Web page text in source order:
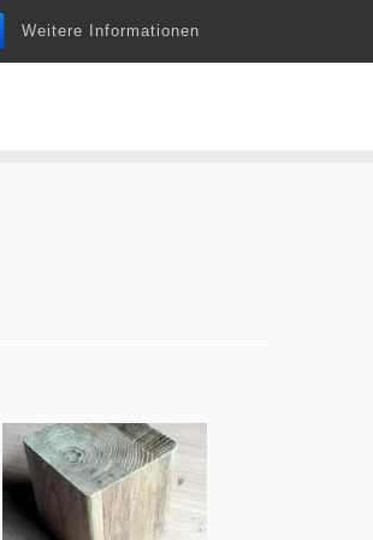
Weitere Informationen
Do it yourself ist nicht nur ein Trend…